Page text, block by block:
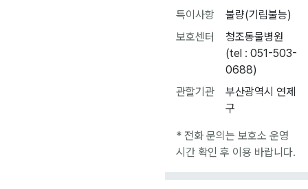
특이사항
불량(기립불능)
보호센터
청조동물병원
(tel : 051-503-
0688)
관할기관
부산광역시 연제
구
* 전화 문의는 보호소 운영
시간 확인 후 이용 바랍니다.